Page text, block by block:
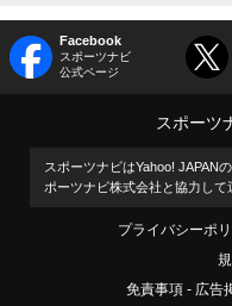
Facebook
スポーツナビ
公式ページ
スポーツ
スポーツナビはYahoo! JAPAN
ポーツナビ株式会社と協力して
プライバシーポ
免責事項
広告